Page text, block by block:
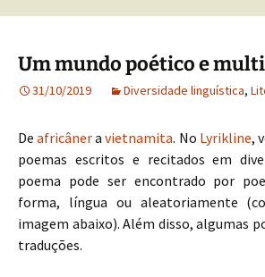
Um mundo poético e
31/10/2019 Diversidade linguística,
Deafricâneravietnamita. No Lyrikline,
poemas escritos e recitados em
poema pode ser encontrado por
forma, língua ou aleatoriamente
imagem abaixo). Além disso, algumas
traduções.